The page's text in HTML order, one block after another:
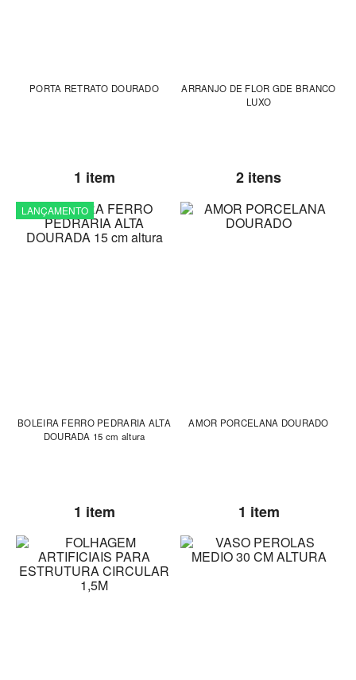
PORTA RETRATO DOURADO
1 item
ARRANJO DE FLOR GDE BRANCO
LUXO
2 itens
LANÇAMENTO
BOLEIRA FERRO PEDRARIA ALTA
DOURADA 15 cm altura
1 item
AMOR PORCELANA DOURADO
1 item